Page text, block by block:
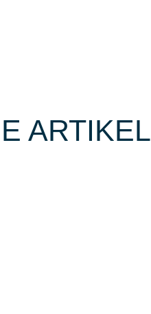
ARTIKEL